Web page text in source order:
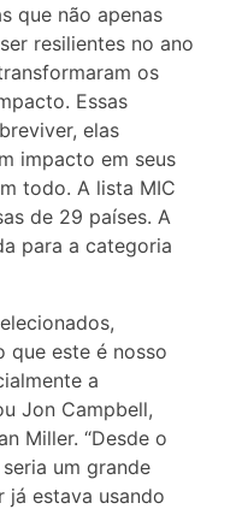
que não apenas
resilientes no ano
os
Essas
elas
impacto em seus
todo. A lista MIC
de 29 países. A
para a categoria
que este é nosso
a
Jon Campbell,
Miller. “Desde o
um grande
já estava usando